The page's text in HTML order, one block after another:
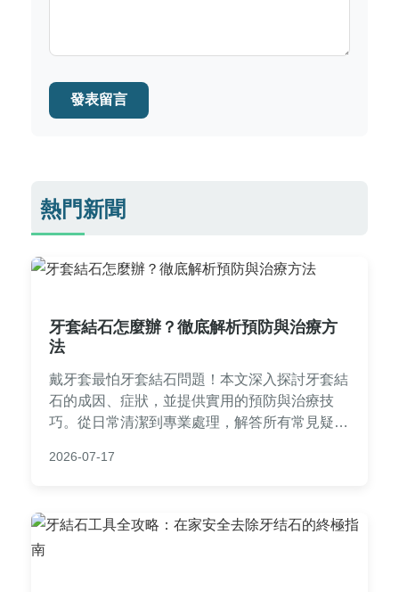
發表留言
熱門新聞
牙套結石怎麼辦？徹底解析預防與治療方
法
戴牙套最怕牙套結石問題！本文深入探討牙套結
石的成因、症狀，並提供實用的預防與治療技
巧。從日常清潔到專業處理，解答所有常見疑
是長期佩戴，都能找到完整指南。
2026-07-17